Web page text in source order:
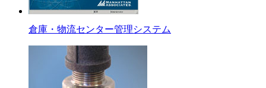
倉庫・物流センター管理システム